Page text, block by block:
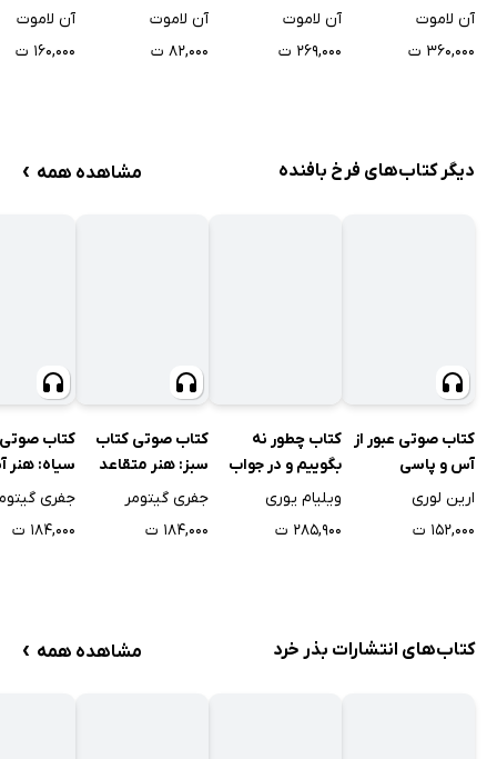
چند درباره نوشتن و
آن لاموت
۳۶۰,۰۰۰ ت
آن لاموت
۲۶۹,۰۰۰ ت
درباره‌ی زیستن در
آن لاموت
۸۲,۰۰۰ ت
آن لاموت
۱۶۰,۰۰۰ ت
دیگر کتاب‌های فرخ بافنده مشاهده همه ›
کتاب صوتی عبور از
آس و پاسی
ارین لوری
۱۵۲,۰۰۰ ت
کتاب چطور نه
بگوییم و در جواب
بله بشنویم
ویلیام یوری
۲۸۵,۹۰۰ ت
کتاب صوتی کتاب
سبز: هنر متقاعد
کردن دیگران و
خواسته‌ها
جفری گیتومر
۱۸۴,۰۰۰ ت
کتاب
سیاه: هنر
شدن با
برقراری
جفری
۱۸۴,۰۰۰ ت
کتاب‌های انتشارات بذر خرد مشاهده همه ›